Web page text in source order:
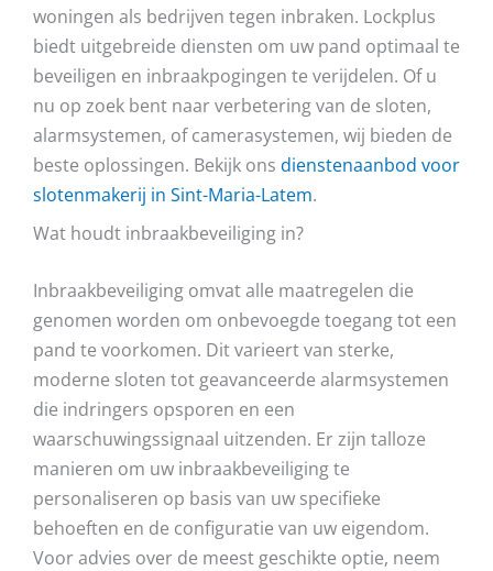
woningen als bedrijven tegen inbraken. Lockplus
biedt uitgebreide diensten om uw pand optimaal te
beveiligen en inbraakpogingen te verijdelen. Of u
nu op zoek bent naar verbetering van de sloten,
alarmsystemen, of camerasystemen, wij bieden de
beste oplossingen. Bekijk ons dienstenaanbod voor
slotenmakerij in Sint-Maria-Latem.
Wat houdt inbraakbeveiliging in?
Inbraakbeveiliging omvat alle maatregelen die
genomen worden om onbevoegde toegang tot een
pand te voorkomen. Dit varieert van sterke,
moderne sloten tot geavanceerde alarmsystemen
die indringers opsporen en een
waarschuwingssignaal uitzenden. Er zijn talloze
manieren om uw inbraakbeveiliging te
personaliseren op basis van uw specifieke
behoeften en de configuratie van uw eigendom.
Voor advies over de meest geschikte optie, neem